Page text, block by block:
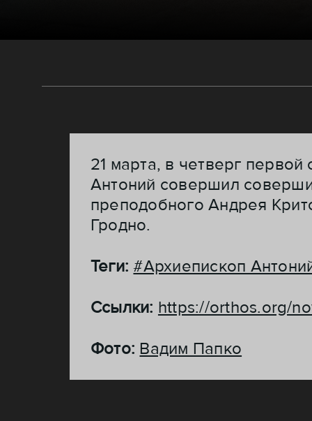
21 марта, в четверг
Антоний совершил
преподобного Андрея
Гродно.
Теги:#Архиепископ
Ссылки: https://orthos.org/
Фото: Вадим Папко